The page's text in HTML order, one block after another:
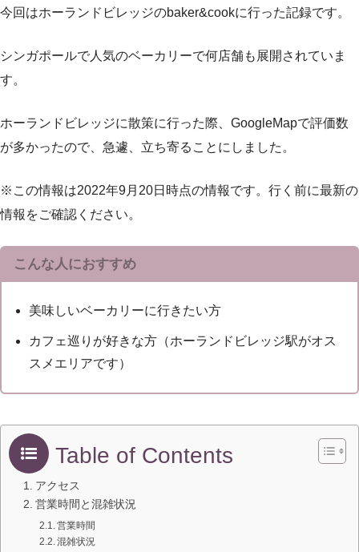
今回はホーランドビレッジのbaker&cookに行った記録です。
シンガポールで人気のベーカリーで何店舗も展開されていま
す。
ホーランドビレッジに散策に行った際、GoogleMapで評価数
が多かったので、急遽、立ち寄ることにしました。
※この情報は2022年9月20日時点の情報です。行く前に最新の
情報をご確認ください。
こんな人におすすめ
美味しいベーカリーに行きたい方
カフェ巡りが好きな方（ホーランドビレッジ駅がオス
スメエリアです）
Table of Contents
アクセス
営業時間と混雑状況
営業時間
混雑状況